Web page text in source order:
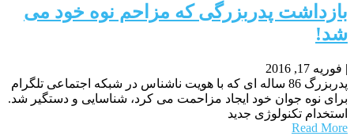
بازداشت پدربزرگی که مزاحم نوه خود می
شد!
| فوریه 17, 2016
پدربزرگ 86 ساله ای که با هویت ناشناس در شبکه اجتماعی تلگرام
برای نوه جوان خود ایجاد مزاحمت می کرد، شناسایی و دستگیر شد.
استخدام تکنولوژی جدید
Read More